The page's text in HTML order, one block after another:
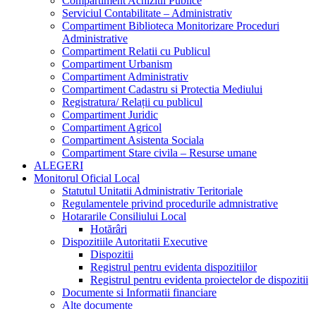
Serviciul Contabilitate – Administrativ
Compartiment Biblioteca Monitorizare Proceduri
Administrative
Compartiment Relatii cu Publicul
Compartiment Urbanism
Compartiment Administrativ
Compartiment Cadastru si Protectia Mediului
Registratura/ Relații cu publicul
Compartiment Juridic
Compartiment Agricol
Compartiment Asistenta Sociala
Compartiment Stare civila – Resurse umane
ALEGERI
Monitorul Oficial Local
Statutul Unitatii Administrativ Teritoriale
Regulamentele privind procedurile admnistrative
Hotararile Consiliului Local
Hotărâri
Dispozitiile Autoritatii Executive
Dispozitii
Registrul pentru evidenta dispozitiilor
Registrul pentru evidenta proiectelor de dispozitii
Documente si Informatii financiare
Alte documente